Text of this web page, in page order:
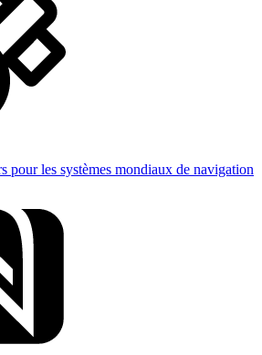
pour les systèmes mondiaux de navigation